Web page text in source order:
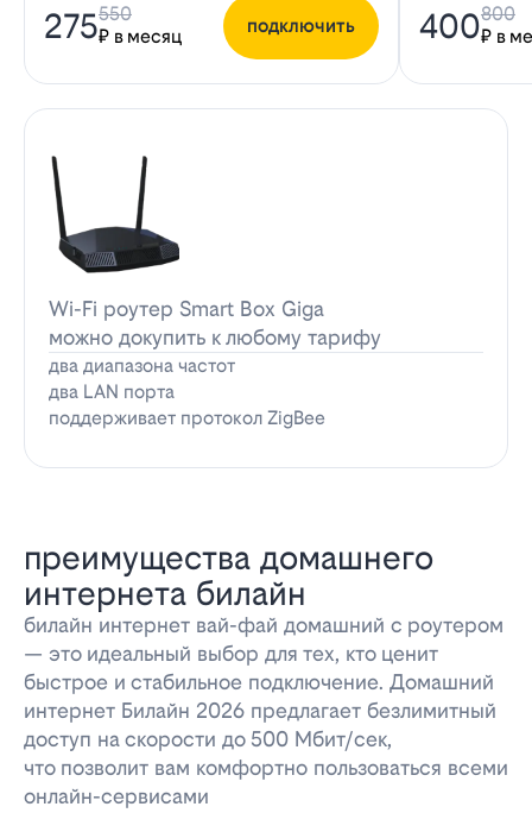
275₽ в месяц
550
подключить 400₽ в
800
Wi-Fi роутер Smart Box Giga
можно докупить к любому тарифу
два диапазона частот
два LAN порта
поддерживает протокол ZigBee
преимущества домашнего
интернета билайн
билайн интернет вай-фай домашний с роутером
— это идеальный выбор для тех, кто ценит
быстрое и стабильное подключение. Домашний
интернет Билайн 2026 предлагает безлимитный
доступ на скорости до 500 Мбит/сек,
что позволит вам комфортно пользоваться всеми
онлайн-сервисами